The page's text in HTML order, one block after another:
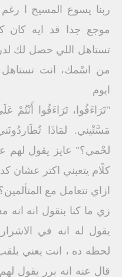
ربنا يسوع المسيح ا
موجع جدا قد ايه كان
تستاهل اللي حصل لك
من اسْمك، انت
ايوم
"تَرَاءَفُوا، تَرَاءَفُوا أَنْتُمْ
مَسَّتْيني. لمَاذَا
لحْمي؟" عايز يقول لهم
كلًام يتعبني اكتر عشان
ازاي نتعامل مع
زي ما كنا بنقول انه انه
يقول له انه في
لحظه ده ، انت يعني
قال عنه انه برر يقول